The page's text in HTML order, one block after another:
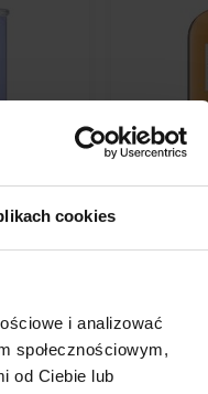
cookies
i analizować
społecznościowym,
od Ciebie lub
Blue
David
Breeze
100ml -
nadamy do
11.08.